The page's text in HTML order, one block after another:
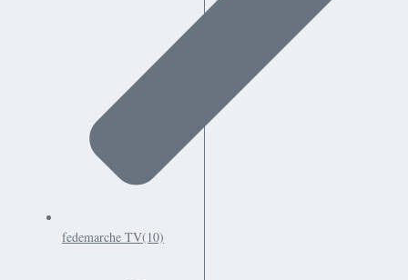
fedemarche TV(10)